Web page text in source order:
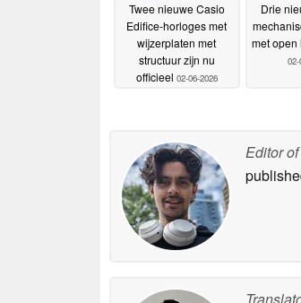
Twee nieuwe Casio
Edifice-horloges met
wijzerplaten met
structuur zijn nu
officieel 02-06-2026
Drie
met open
Editor